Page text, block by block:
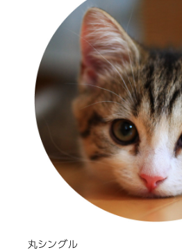
丸シングル